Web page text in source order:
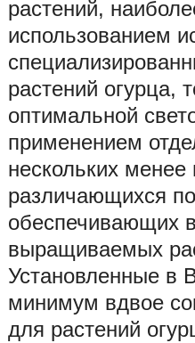
растений,
использованием
растений огурца,
оптимальной
применением
нескольких
различающихся
обеспечивающих
выращиваемых
Установленные в
минимум вдвое
для растений